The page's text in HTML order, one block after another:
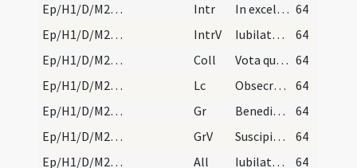
Ep/H1/D/M2/Mass Propers
Intr In excelso throno 64
Ep/H1/D/M2/Mass Propers
IntrV Iubilate Deo omnis terra
64
Ep/H1/D/M2/Mass Propers
Coll Vota quaesumus Domine supplicantis populi 64
Ep/H1/D/M2/Mass Propers
Lc Obsecro vos per misericordiam Dei
64
Ep/H1/D/M2/Mass Propers
Gr Benedictus Dominus Deus Israel
64
Ep/H1/D/M2/Mass Propers
GrV Suscipiant montes pacem populo tuo
64
Ep/H1/D/M2/Mass Propers
All Iubilate Deo omnis terra
64